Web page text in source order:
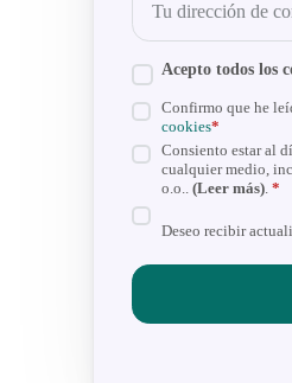
Acepto todos los
Confirmo que he
cookies*
Consiento estar al
cualquier medio,
o.o.. (Leer más). *
Deseo recibir